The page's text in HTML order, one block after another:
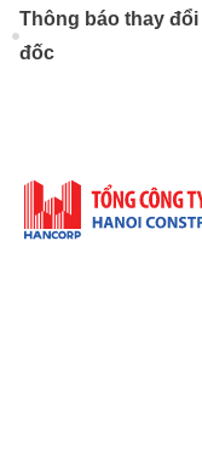
Thông báo thay
đốc